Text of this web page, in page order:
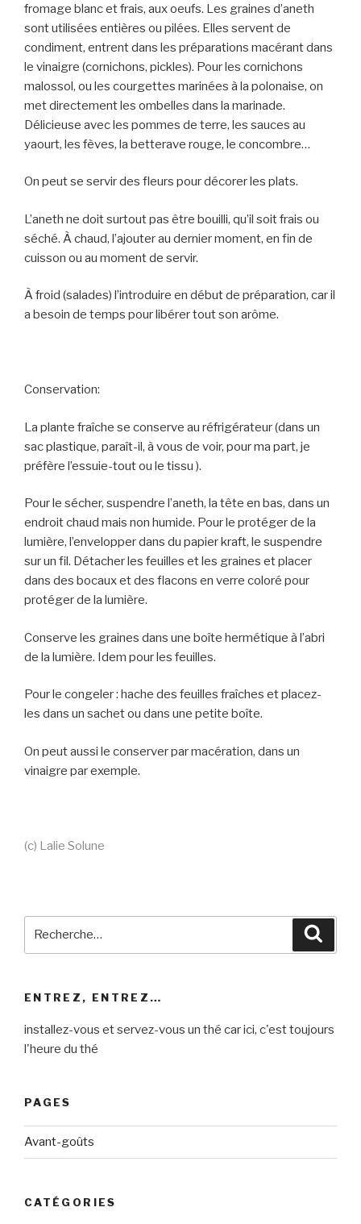
fromage blanc et frais, aux oeufs. Les graines d’aneth
sont utilisées entières ou pilées. Elles servent de
condiment, entrent dans les préparations macérant dans
le vinaigre (cornichons, pickles). Pour les cornichons
malossol, ou les courgettes marinées à la polonaise, on
met directement les ombelles dans la marinade.
Délicieuse avec les pommes de terre, les sauces au
yaourt, les fèves, la betterave rouge, le concombre…
On peut se servir des fleurs pour décorer les plats.
L’aneth ne doit surtout pas être bouilli, qu’il soit frais ou
séché. À chaud, l’ajouter au dernier moment, en fin de
cuisson ou au moment de servir.
À froid (salades) l’introduire en début de préparation, car il
a besoin de temps pour libérer tout son arôme.
Conservation:
La plante fraîche se conserve au réfrigérateur (dans un
sac plastique, paraît-il, à vous de voir, pour ma part, je
préfère l’essuie-tout ou le tissu ).
Pour le sécher, suspendre l’aneth, la tête en bas, dans un
endroit chaud mais non humide. Pour le protéger de la
lumière, l’envelopper dans du papier kraft, le suspendre
sur un fil. Détacher les feuilles et les graines et placer
dans des bocaux et des flacons en verre coloré pour
protéger de la lumière.
Conserve les graines dans une boîte hermétique à l’abri
de la lumière. Idem pour les feuilles.
Pour le congeler : hache des feuilles fraîches et placez-
les dans un sachet ou dans une petite boîte.
On peut aussi le conserver par macération, dans un
vinaigre par exemple.
(c) Lalie Solune
ENTREZ, ENTREZ…
installez-vous et servez-vous un thé car ici, c'est toujours
l'heure du thé
PAGES
Avant-goûts
CATÉGORIES